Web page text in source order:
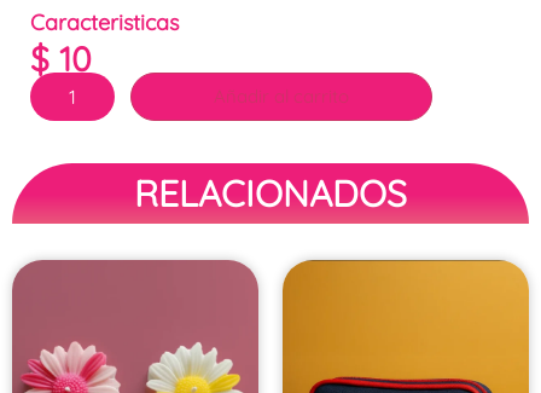
Caracteristicas
$ 10
Añadir al carrito
RELACIONADOS